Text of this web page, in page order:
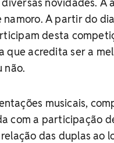
A partir do
desta
que acredita ser a
não.
musicais,
com a participação
das duplas ao